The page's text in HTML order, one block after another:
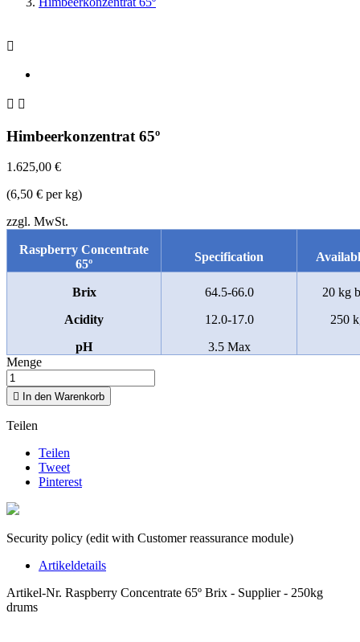

 
Himbeerkonzentrat 65º
1.625,00 €
(6,50 € per kg)
zzgl. MwSt.
Raspberry Concentrate
65º
Specification
Brix 64.5-66.0
20 kg
Acidity
12.0-17.0
250
pH
3.5 Max
Menge
 In den Warenkorb
Teilen
Teilen
Tweet
Pinterest
Security policy (edit with Customer reassurance module)
Artikeldetails
Artikel-Nr. Raspberry Concentrate 65º Brix - Supplier - 250kg
drums